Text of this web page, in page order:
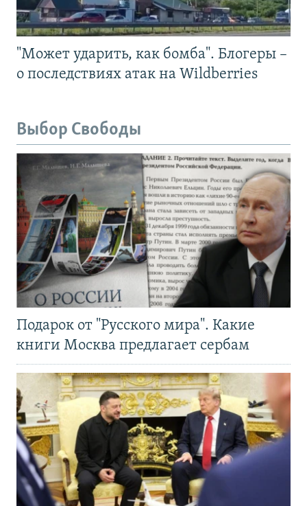
"Может ударить, как бомба". Блогеры –
о последствиях атак на Wildberries
Выбор Свободы
Подарок от "Русского мира". Какие
книги Москва предлагает сербам